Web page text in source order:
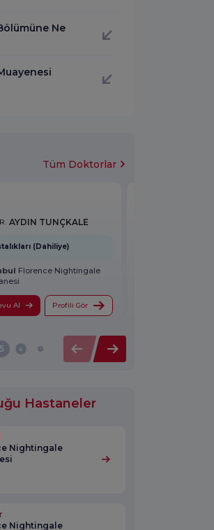
Ne
Tüm Doktorlar
AYDIN TUNÇKALE
(Dahiliye)
Florence Nightingale
Al Profili Gör
5 6
Hastaneler
Nightingale
Nightingale